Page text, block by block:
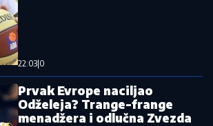
22:03 0
Prvak Evrope naciljao
Odželeja? Trange-frange
menadžera i odlučna Zvezda